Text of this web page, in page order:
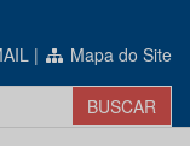
| Mapa do Site